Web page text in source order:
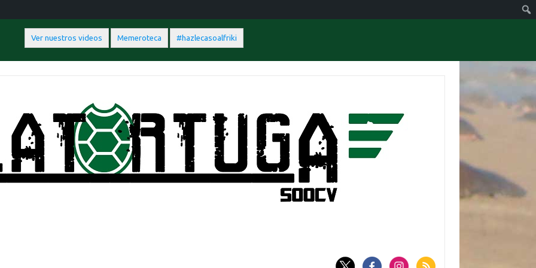
Ver nuestros videos Memeroteca #hazlecasoalfriki